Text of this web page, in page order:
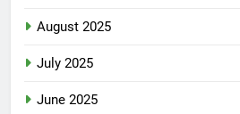
August 2025
July 2025
June 2025